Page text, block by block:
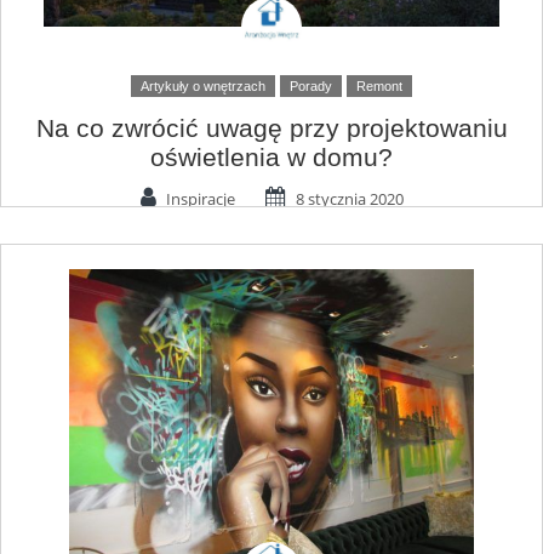
Artykuły o wnętrzach Porady Remont
Na co zwrócić uwagę przy projektowaniu
oświetlenia w domu?
Inspiracje 8 stycznia 2020